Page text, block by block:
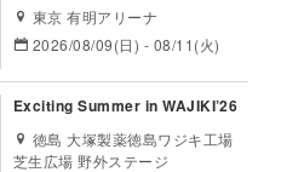
東京 有明アリーナ
2026/08/09(日) - 08/11(火)
Exciting Summer in WAJIKI’26
徳島 大塚製薬徳島ワジキ工場
芝生広場 野外ステージ